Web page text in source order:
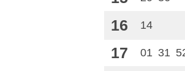
16 14
17 01 31